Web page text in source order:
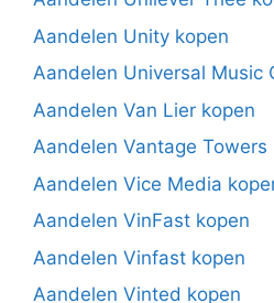
Aandelen Unity kopen
Aandelen Universal Music
Aandelen Van Lier kopen
Aandelen Vantage
Aandelen Vice Media
Aandelen VinFast kopen
Aandelen Vinfast kopen
Aandelen Vinted kopen